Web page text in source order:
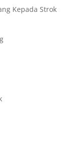
Kepada Strok